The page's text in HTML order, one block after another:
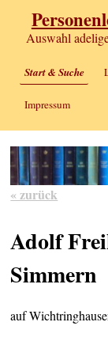
Auswahl
Start & Suche
Impressum
« zurück
Adolf
Simmern
auf